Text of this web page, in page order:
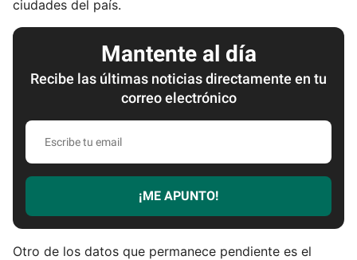
ciudades del país.
Mantente al día
Recibe las últimas noticias directamente en tu
correo electrónico
E
c
r
e
¡ME APUNTO!
Otro de los datos que permanece pendiente es el